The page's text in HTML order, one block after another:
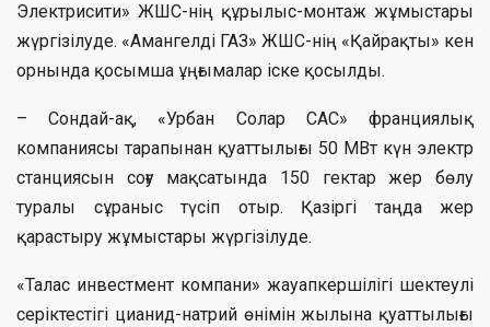
Электрисити» ЖШС-нің құрылыс-монтаж жұмыстары
жүргізілуде. «Амангелді ГАЗ» ЖШС-нің «Қайрақты» кен
орнында қосымша ұңғымалар іске қосылды.
– Сондай-ақ, «Урбан Солар САС» франциялық
компаниясы тарапынан қуаттылығы 50 МВт күн электр
станциясын соғу мақсатында 150 гектар жер бөлу
туралы сұраныс түсіп отыр. Қазіргі таңда жер
қарастыру жұмыстары жүргізілуде.
«Талас инвестмент компани» жауапкершілігі шектеулі
серіктестігі цианид-натрий өнімін жылына қуаттылығы